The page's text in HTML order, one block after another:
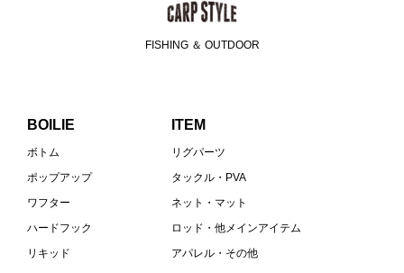
FISHING ＆ OUTDOOR
BOILIE
ボトム
ポップアップ
ワフター
ハードフック
リキッド
ITEM
リグパーツ
タックル・PVA
ネット・マット
ロッド・他メインアイテム
アパレル・その他